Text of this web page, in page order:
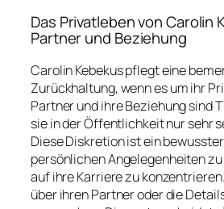
Das Privatleben von Carolin
Partner und Beziehung
Carolin Kebekus pflegt eine
Zurückhaltung, wenn es um ihr
Partner und ihre Beziehung sind
sie in der Öffentlichkeit nur sehr
Diese Diskretion ist ein
persönlichen Angelegenheiten
auf ihre Karriere zu
über ihren Partner oder die